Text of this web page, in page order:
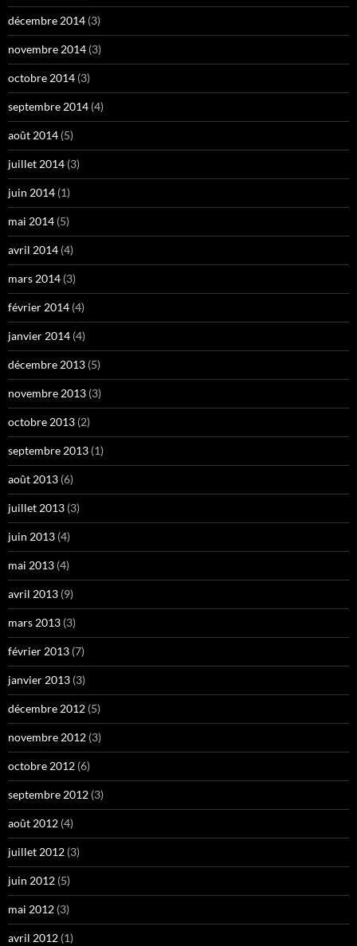
décembre 2014 (3)
novembre 2014 (3)
octobre 2014 (3)
septembre 2014 (4)
août 2014 (5)
juillet 2014 (3)
juin 2014 (1)
mai 2014 (5)
avril 2014 (4)
mars 2014 (3)
février 2014 (4)
janvier 2014 (4)
décembre 2013 (5)
novembre 2013 (3)
octobre 2013 (2)
septembre 2013 (1)
août 2013 (6)
juillet 2013 (3)
juin 2013 (4)
mai 2013 (4)
avril 2013 (9)
mars 2013 (3)
février 2013 (7)
janvier 2013 (3)
décembre 2012 (5)
novembre 2012 (3)
octobre 2012 (6)
septembre 2012 (3)
août 2012 (4)
juillet 2012 (3)
juin 2012 (5)
mai 2012 (3)
avril 2012 (1)